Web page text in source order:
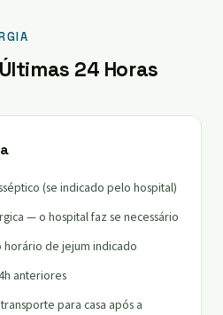
24 Horas
(se indicado pelo hospital)
— o hospital faz se necessário
de jejum indicado
anteriores
para casa após a